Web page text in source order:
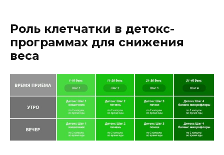
Роль клетчатки в детокс-
программах для снижения
веса